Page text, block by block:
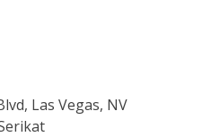
Las Vegas, NV